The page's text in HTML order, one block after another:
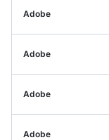
Adobe
Adobe
Adobe
Adobe